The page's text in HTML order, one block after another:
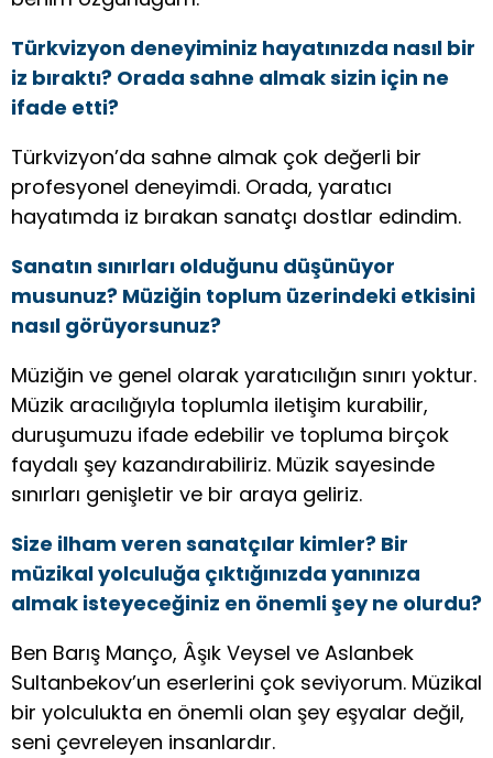
Türkvizyon deneyiminiz hayatınızda nasıl bir
iz bıraktı? Orada sahne almak sizin için ne
ifade etti?
Türkvizyon’da sahne almak çok değerli bir
profesyonel deneyimdi. Orada, yaratıcı
hayatımda iz bırakan sanatçı dostlar edindim.
Sanatın sınırları olduğunu düşünüyor
musunuz? Müziğin toplum üzerindeki etkisini
nasıl görüyorsunuz?
Müziğin ve genel olarak yaratıcılığın sınırı yoktur.
Müzik aracılığıyla toplumla iletişim kurabilir,
duruşumuzu ifade edebilir ve topluma birçok
faydalı şey kazandırabiliriz. Müzik sayesinde
sınırları genişletir ve bir araya geliriz.
Size ilham veren sanatçılar kimler? Bir
müzikal yolculuğa çıktığınızda yanınıza
almak isteyeceğiniz en önemli şey ne olurdu?
Ben Barış Manço, Âşık Veysel ve Aslanbek
Sultanbekov’un eserlerini çok seviyorum. Müzikal
bir yolculukta en önemli olan şey eşyalar değil,
seni çevreleyen insanlardır.